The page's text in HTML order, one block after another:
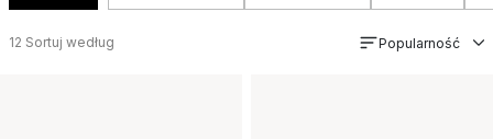
12 Sortuj według Popularność